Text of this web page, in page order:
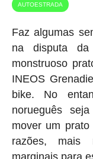
AUTOESTRADA
Faz algumas
na disputa
monstruoso
INEOS
bike. No
norueguês
mover um
razões, mais
marginais para